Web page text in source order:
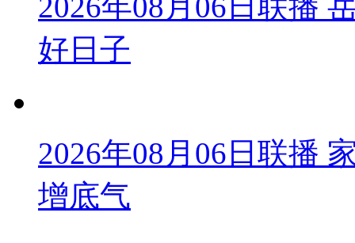
2026年08月06日联播
好日子
2026年08月06日联播
增底气